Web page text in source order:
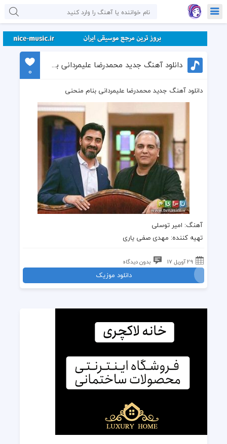
دانلود آهنگ جدید محمدرضا علیمردانی بنام منحنی
0
دانلود آهنگ جدید محمدرضا علیمردانی بنام منحنی
آهنگ: امیر توسلی
تهیه کننده: مهدی صفی یاری
29 آوریل 17 بدون دیدگاه
دانلود موزیک